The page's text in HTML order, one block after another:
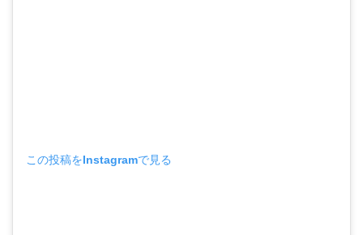
この投稿をInstagramで見る